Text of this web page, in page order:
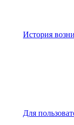
История
Для